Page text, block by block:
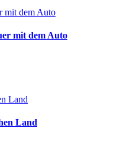
mit dem Auto
Land